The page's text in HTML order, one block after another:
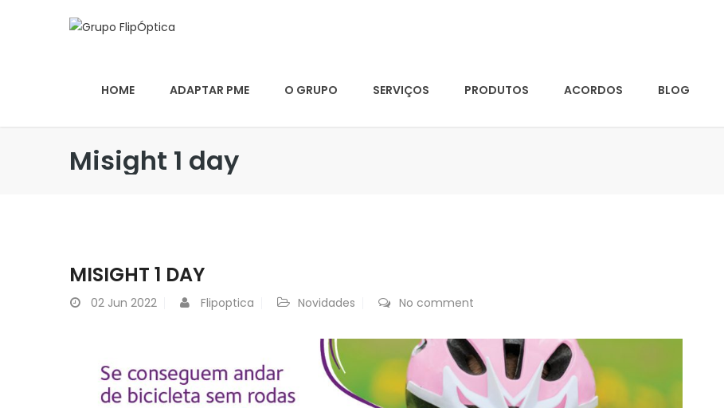
HOME ADAPTAR PME O GRUPO SERVIÇOS PRODUTOS ACORDOS BLOG
Misight 1 day
MISIGHT 1 DAY
02 Jun 2022 Flipoptica Novidades No comment